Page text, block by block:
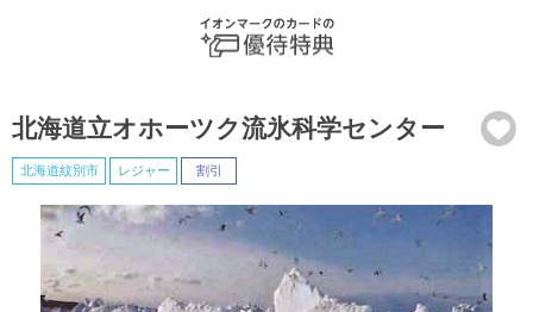
北海道立オホーツク流氷科学センター
北海道紋別市 レジャー 割引